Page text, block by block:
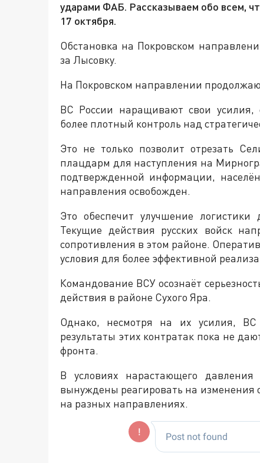
ударами ФАБ. Рассказываем обо всем,
17 октября.
Обстановка на Покровском
за Лысовку.
На Покровском направлении
ВС России наращивают свои усилия,
более плотный контроль над
Это не только позволит отрезать
плацдарм для наступления на
подтвержденной информации,
направления освобожден.
Это обеспечит улучшение
Текущие действия русских войск
сопротивления в этом районе.
условия для более эффективной
Командование ВСУ осознаёт
действия в районе Сухого Яра.
Однако, несмотря на их усилия,
результаты этих контратак пока не
фронта.
В условиях нарастающего
вынуждены реагировать на изменения
на разных направлениях.